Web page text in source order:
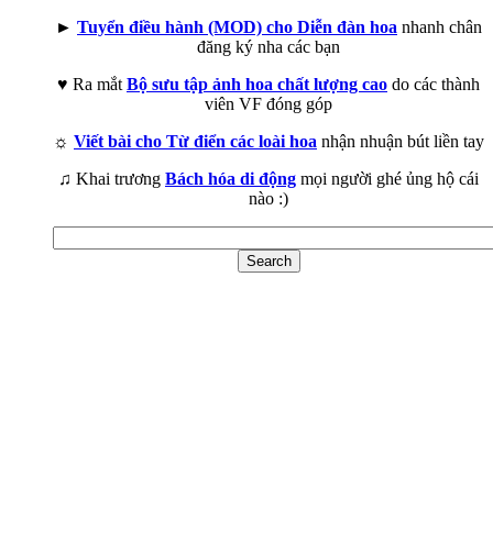
► Tuyển điều hành (MOD) cho Diễn đàn hoa nhanh chân
đăng ký nha các bạn
♥ Ra mắt Bộ sưu tập ảnh hoa chất lượng cao do các thành
viên VF đóng góp
☼ Viết bài cho Từ điển các loài hoa nhận nhuận bút liền tay
♫ Khai trương Bách hóa di động mọi người ghé ủng hộ cái
nào :)